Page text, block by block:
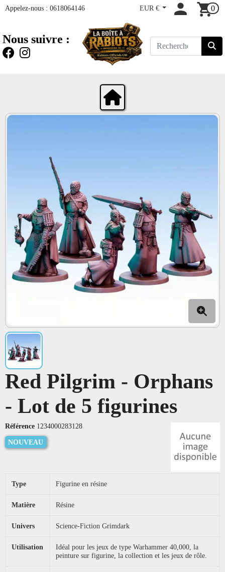
Appelez-nous : 0618064146 EUR € 0
Nous suivre :
Red Pilgrim - Orphans
- Lot de 5 figurines
Référence 1234000283128
NOUVEAU
Type Figurine en résine
Matière Résine
Univers Science-Fiction Grimdark
Utilisation
Idéal pour les jeux de type Warhammer 40,000, la
peinture sur figurine, la collection et les jeux de rôle.